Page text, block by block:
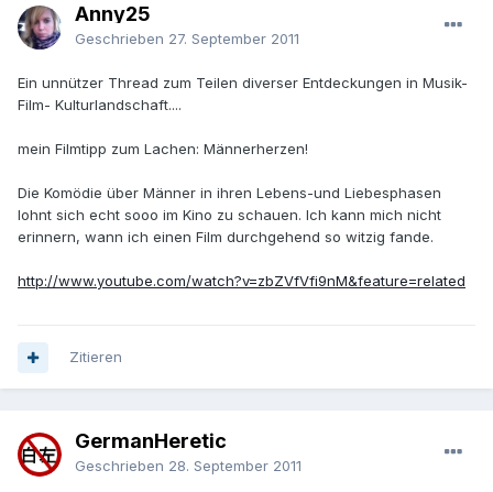
Anny25
Geschrieben 27. September 2011
Ein unnützer Thread zum Teilen diverser Entdeckungen in Musik-
Film- Kulturlandschaft....
mein Filmtipp zum Lachen: Männerherzen!
Die Komödie über Männer in ihren Lebens-und Liebesphasen
lohnt sich echt sooo im Kino zu schauen. Ich kann mich nicht
erinnern, wann ich einen Film durchgehend so witzig fande.
http://www.youtube.com/watch?v=zbZVfVfi9nM&feature=related
Zitieren
GermanHeretic
Geschrieben 28. September 2011